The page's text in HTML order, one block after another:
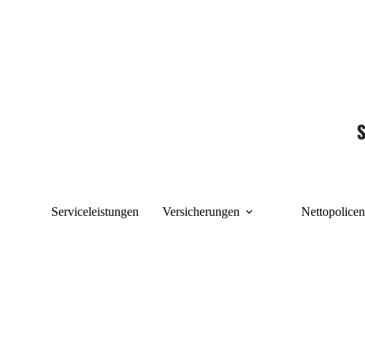
Serviceleistungen Versicherungen Nettopolicen